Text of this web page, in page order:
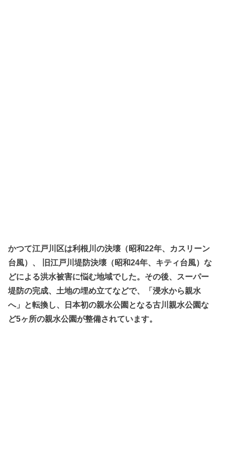
かつて江戸川区は利根川の決壊（昭和22年、カスリーン
台風）、 旧江戸川堤防決壊（昭和24年、キティ台風）な
どによる洪水被害に悩む地域でした。その後、スーパー
堤防の完成、土地の埋め立てなどで、「浸水から親水
へ」と転換し、日本初の親水公園となる古川親水公園な
ど5ヶ所の親水公園が整備されています。